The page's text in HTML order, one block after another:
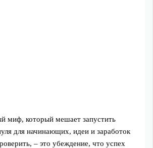
миф, который мешает запустить
для начинающих, идеи и заработок
– это убеждение, что успех